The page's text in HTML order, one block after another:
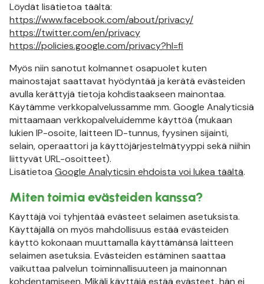
Löydät lisätietoa täältä:
https://www.facebook.com/about/privacy/
https://twitter.com/en/privacy
https://policies.google.com/privacy?hl=fi
Myös niin sanotut kolmannet osapuolet kuten
mainostajat saattavat hyödyntää ja kerätä evästeiden
avulla kerättyjä tietoja kohdistaakseen mainontaa.
Käytämme verkkopalvelussamme mm. Google Analyticsiä
mittaamaan verkkopalveluidemme käyttöä (mukaan
lukien IP-osoite, laitteen ID-tunnus, fyysinen sijainti,
selain, operaattori ja käyttöjärjestelmätyyppi sekä niihin
liittyvät URL-osoitteet).
Lisätietoa Google Analyticsin ehdoista voi lukea täältä.
Miten toimia evästeiden kanssa?
Käyttäjä voi tyhjentää evästeet selaimen asetuksista.
Käyttäjällä on myös mahdollisuus estää evästeiden
käyttö kokonaan muuttamalla käyttämänsä laitteen
selaimen asetuksia. Evästeiden estäminen saattaa
vaikuttaa palvelun toiminnallisuuteen ja mainonnan
kohdentamiseen. Mikäli käyttäjä estää evästeet, hän ei